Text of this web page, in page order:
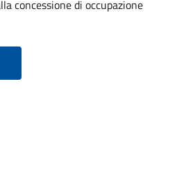
concessione di occupazione